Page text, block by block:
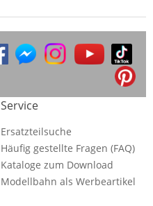
Service
Ersatzteilsuche
Häufig gestellte Fragen (FAQ)
Kataloge zum Download
Modellbahn als Werbeartikel